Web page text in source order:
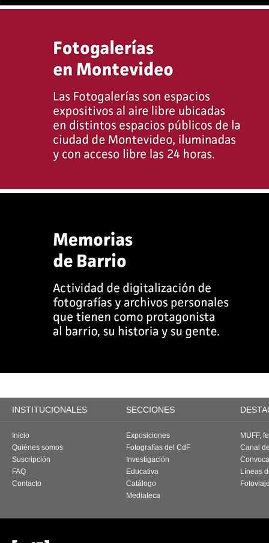
INSTITUCIONALES SECCIONES
Inicio
Quiénes somos
Suscripción
FAQ
Contacto
Exposiciones
Fotografías del CdF
Investigación
Educativa
Catálogo
Mediateca
MUFF,
Canal
Líneas